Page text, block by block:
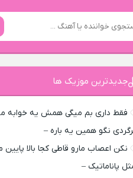
جدیدترین موزیک ها
فقط داری بم میگی همش یه خوابه
نگو همین یه باره –
نکن اعصاب مارو قاطی کجا بالا
پاناماتیک –